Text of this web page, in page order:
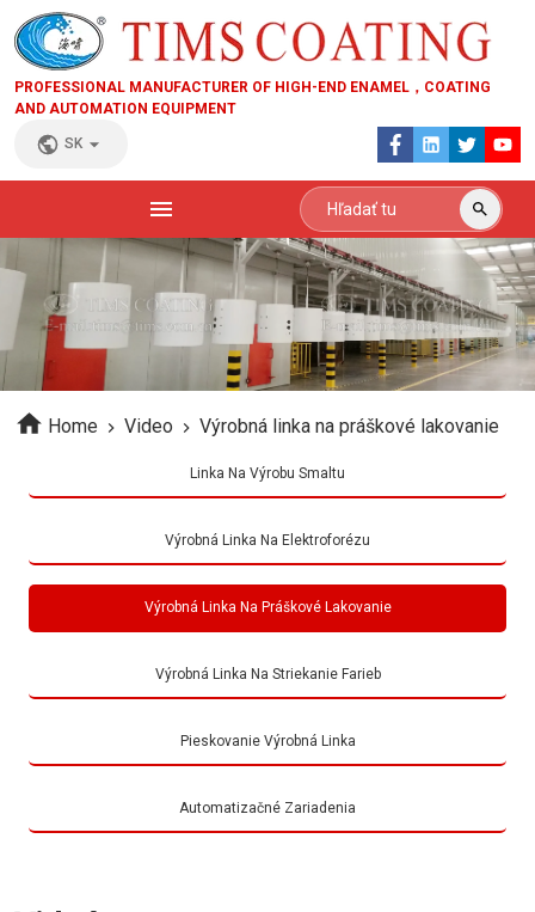
PROFESSIONAL MANUFACTURER OF HIGH-END ENAMEL，COATING
AND AUTOMATION EQUIPMENT
SK
Home Video Výrobná linka na práškové lakovanie
Linka Na Výrobu Smaltu
Výrobná Linka Na Elektroforézu
Výrobná Linka Na Práškové Lakovanie
Výrobná Linka Na Striekanie Farieb
Pieskovanie Výrobná Linka
Automatizačné Zariadenia